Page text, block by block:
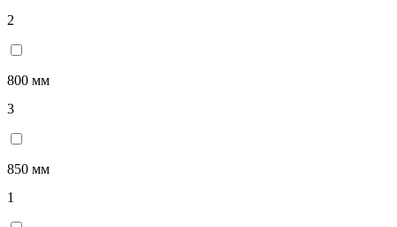
2
800 мм
3
850 мм
1